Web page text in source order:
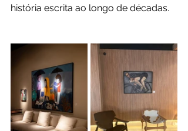
história escrita ao longo de décadas.